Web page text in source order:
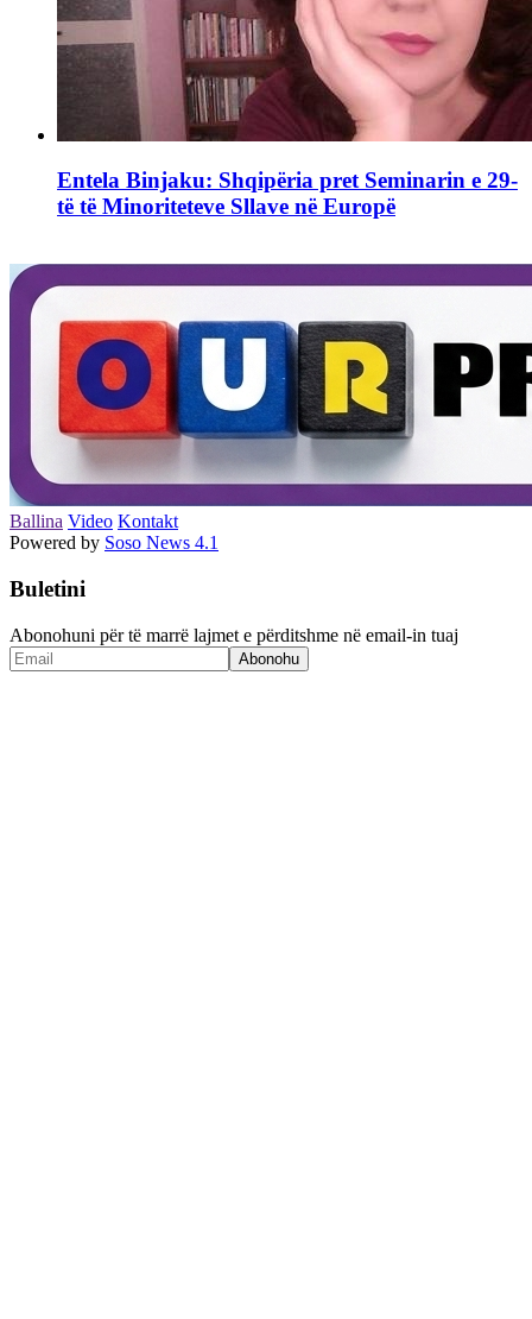
Entela Binjaku: Shqipëria pret Seminarin e 29-
të të Minoriteteve Sllave në Europë
Ballina Video Kontakt
Powered by Soso News 4.1
Buletini
Abonohuni për të marrë lajmet e përditshme në email-in tuaj
Abonohu